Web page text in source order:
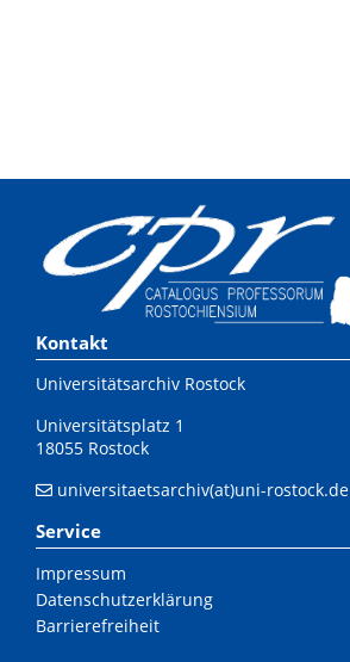
Kontakt
Universitätsarchiv Rostock
Universitätsplatz 1
18055 Rostock
universitaetsarchiv(at)uni-rostock.de
Service
Impressum
Datenschutzerklärung
Barrierefreiheit